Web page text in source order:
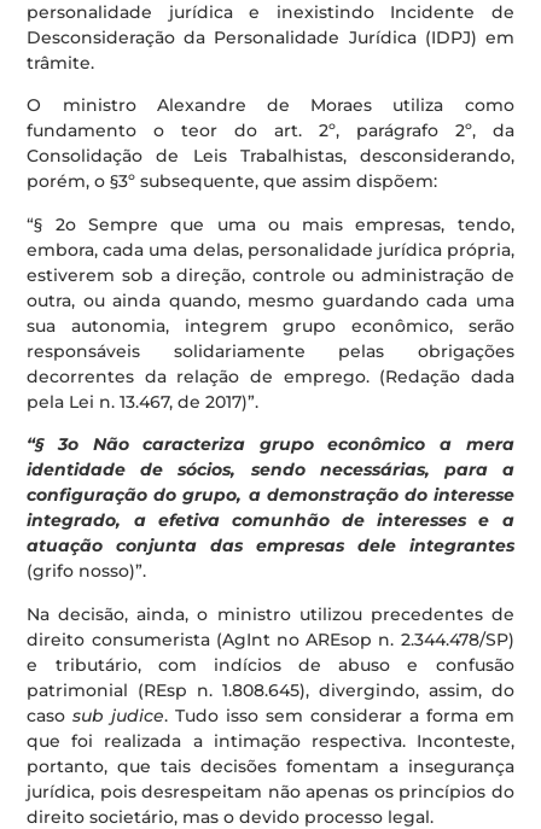
personalidade jurídica e inexistindo Incidente de
Desconsideração da Personalidade Jurídica (IDPJ) em
trâmite.
O ministro Alexandre de Moraes utiliza como
fundamento o teor do art. 2º, parágrafo 2º, da
Consolidação de Leis Trabalhistas, desconsiderando,
porém, o §3º subsequente, que assim dispõem:
“§ 2o Sempre que uma ou mais empresas, tendo,
embora, cada uma delas, personalidade jurídica própria,
estiverem sob a direção, controle ou administração de
outra, ou ainda quando, mesmo guardando cada uma
sua autonomia, integrem grupo econômico, serão
responsáveis solidariamente pelas obrigações
decorrentes da relação de emprego. (Redação dada
pela Lei n. 13.467, de 2017)”.
“§ 3o Não caracteriza grupo econômico a mera
identidade de sócios, sendo necessárias, para a
configuração do grupo, a demonstração do interesse
integrado, a efetiva comunhão de interesses e a
atuação conjunta das empresas dele integrantes
(grifo nosso)”.
Na decisão, ainda, o ministro utilizou precedentes de
direito consumerista (AgInt no AREsop n. 2.344.478/SP)
e tributário, com indícios de abuso e confusão
patrimonial (REsp n. 1.808.645), divergindo, assim, do
casosub judice. Tudo isso sem considerar a forma em
que foi realizada a intimação respectiva. Inconteste,
portanto, que tais decisões fomentam a insegurança
jurídica, pois desrespeitam não apenas os princípios do
direito societário, mas o devido processo legal.